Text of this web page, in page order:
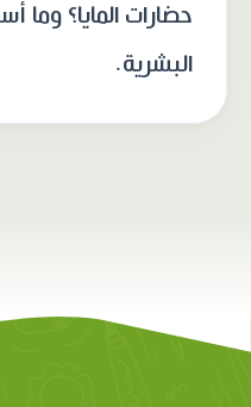
حضارات المايا؟ وما
البشرية.